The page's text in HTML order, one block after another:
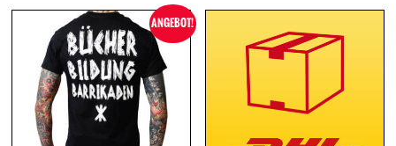
ANGEBOT!